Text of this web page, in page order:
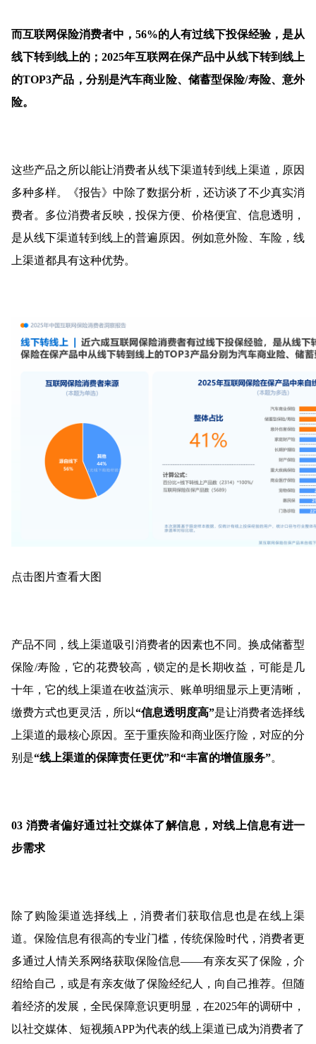
而互联网保险消费者中，56%的人有过线下投保经验，是从
线下转到线上的；2025年互联网在保产品中从线下转到线上
的TOP3产品，分别是汽车商业险、储蓄型保险/寿险、意外
险。
这些产品之所以能让消费者从线下渠道转到线上渠道，原因
多种多样。《报告》中除了数据分析，还访谈了不少真实消
费者。多位消费者反映，投保方便、价格便宜、信息透明，
是从线下渠道转到线上的普遍原因。例如意外险、车险，线
上渠道都具有这种优势。
点击图片查看大图
产品不同，线上渠道吸引消费者的因素也不同。换成储蓄型
保险/寿险，它的花费较高，锁定的是长期收益，可能是几
十年，它的线上渠道在收益演示、账单明细显示上更清晰，
缴费方式也更灵活，所以“信息透明度高”是让消费者选择线
上渠道的最核心原因。至于重疾险和商业医疗险，对应的分
别是“线上渠道的保障责任更优”和“丰富的增值服务”。
03 消费者偏好通过社交媒体了解信息，对线上信息有进一
步需求
除了购险渠道选择线上，消费者们获取信息也是在线上渠
道。保险信息有很高的专业门槛，传统保险时代，消费者更
多通过人情关系网络获取保险信息——有亲友买了保险，介
绍给自己，或是有亲友做了保险经纪人，向自己推荐。但随
着经济的发展，全民保障意识更明显，在2025年的调研中，
以社交媒体、短视频APP为代表的线上渠道已成为消费者了